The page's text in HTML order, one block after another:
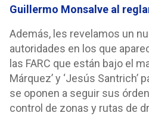
Guillermo Monsalve al
Además, les revelamos un
autoridades en los que
las FARC que están bajo el
Márquez’ y ‘Jesús Santrich’
se oponen a seguir sus
control de zonas y rutas de